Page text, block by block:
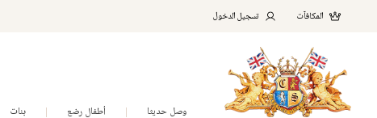
المكافآت تسجيل الدخول
وصل حديثا أطفال رضع بنات